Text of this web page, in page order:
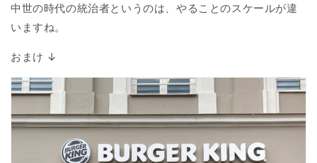
中世の時代の統治者というのは、やることのスケールが違
いますね。
おまけ ↓